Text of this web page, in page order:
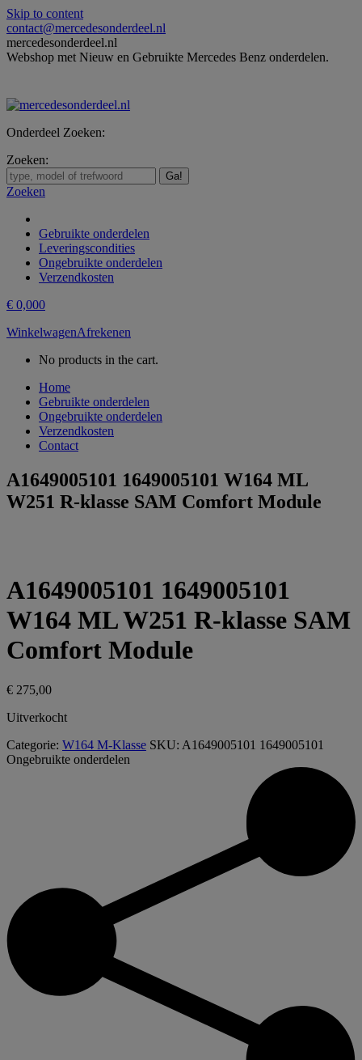
Skip to content
contact@mercedesonderdeel.nl
mercedesonderdeel.nl
Webshop met Nieuw en Gebruikte Mercedes Benz onderdelen.
Onderdeel Zoeken:
Zoeken:
Zoeken
Gebruikte onderdelen
Leveringscondities
Ongebruikte onderdelen
Verzendkosten
€ 0,000
WinkelwagenAfrekenen
No products in the cart.
Home
Gebruikte onderdelen
Ongebruikte onderdelen
Verzendkosten
Contact
A1649005101 1649005101 W164 ML
W251 R-klasse SAM Comfort Module
A1649005101 1649005101
W164 ML W251 R-klasse SAM
Comfort Module
€ 275,00
Uitverkocht
Categorie: W164 M-Klasse SKU: A1649005101 1649005101
Ongebruikte onderdelen